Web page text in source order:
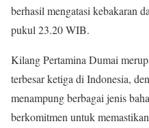
berhasil mengatasi kebakaran
pukul 23.20 WIB.
Kilang Pertamina Dumai
terbesar ketiga di Indonesia,
menampung berbagai jenis
berkomitmen untuk